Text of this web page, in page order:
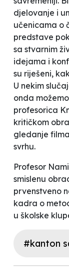
djelovanje i
učenicama o
predstave
sa stvarnim
idejama i
su riješeni,
U nekim
onda
profesorica
kritičkom
gledanje
svrhu.
Profesor
smislenu
prvenstveno
kadra o
u školske
#kanton